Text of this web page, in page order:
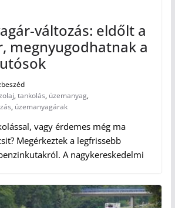
változás: eldőlt a
megnyugodhatnak a
,tankolás, üzemanyag,
, üzemanyagárak
vagy érdemes még ma
Megérkeztek a legfrissebb
A nagykereskedelmi